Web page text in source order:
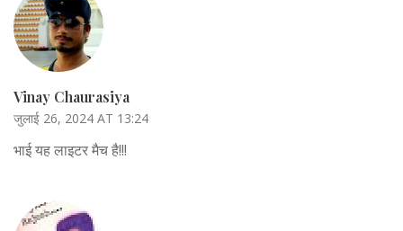
Vinay Chaurasiya
जुलाई 26, 2024 AT 13:24
भाई यह लाइटर मैच है!!!